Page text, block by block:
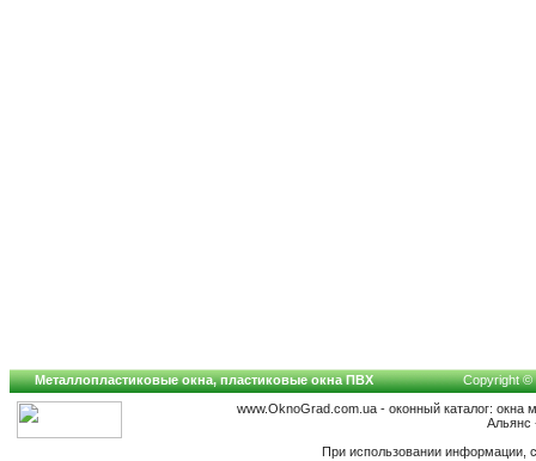
Металлопластиковые окна, пластиковые окна ПВХ
Copyright ©
www.OknoGrad.com.ua - оконный каталог:
Альянс
При использовании информации,